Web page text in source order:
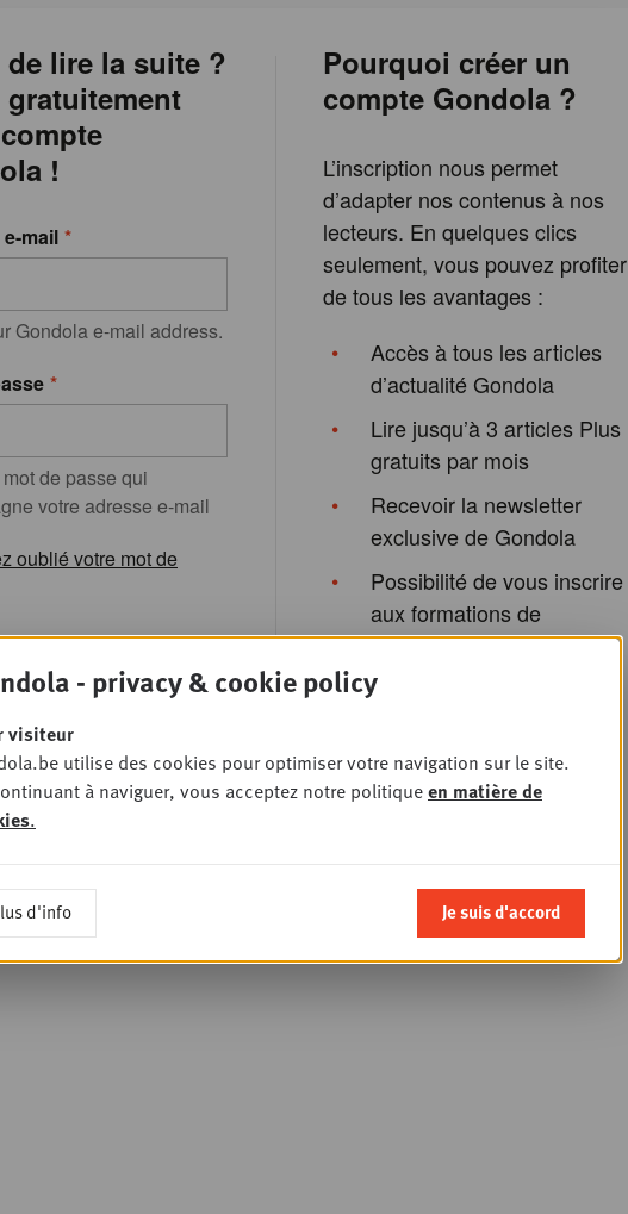
de lire la suite ?
gratuitement
!
mail
Gondola e-mail address.
de passe qui
votre adresse e-mail
oublié votre mot de
Pourquoi créer un
compte Gondola ?
L’inscription nous permet
d’adapter nos contenus à nos
lecteurs. En quelques clics
seulement, vous pouvez profiter
de tous les avantages :
Accès à tous les articles
d’actualité Gondola
Lire jusqu’à 3 articles Plus
gratuits par mois
Recevoir la newsletter
exclusive de Gondola
Possibilité de vous inscrire
aux formations de
Gondola Academy et aux
événements de Gondola
- privacy & cookie policy
visiteur
utilise des cookies pour optimiser votre navigation sur le site.
à naviguer, vous acceptez notre politiqueen matière de
.
d'info Je suis d'accord